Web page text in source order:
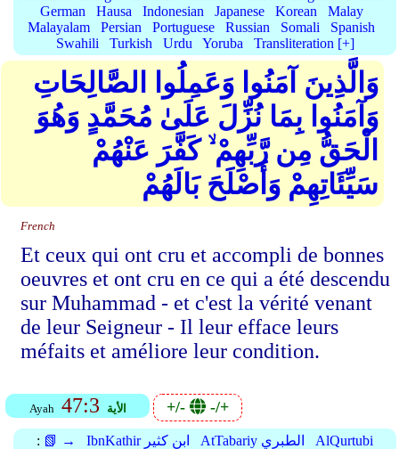
German
Hausa Indonesian Japanese Korean
Malay
Malayalam
Persian Portuguese Russian Somali
Spanish
Swahili
Turkish Urdu Yoruba Transliteration [+]
وَالَّذِينَ آمَنُوا وَعَمِلُوا الصَّالِحَاتِ
وَآمَنُوا بِمَا نُزِّلَ عَلَىٰ مُحَمَّدٍ وَهُوَ
الْحَقُّ مِن رَّبِّهِمْ ۙ كَفَّرَ عَنْهُمْ
سَيِّئَاتِهِمْ وَأَصْلَحَ بَالَهُمْ
French
Et ceux qui ont cru et accompli de bonnes
oeuvres et ont cru en ce qui a été descendu
sur Muhammad - et c'est la vérité venant
de leur Seigneur - Il leur efface leurs
méfaits et améliore leur condition.
Ayah 47:3 الأية +/- -/+
: 📗 → IbnKathir ابن كثير AtTabariy الطبري
AlQurtubi